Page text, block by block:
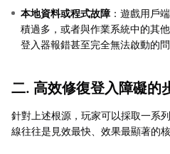
本地資料或程式故障 ：遊戲用戶
積過多，或者與作業系統中的其
登入器報錯甚至完全無法啟動的問
二. 高效修復登入障礙的
針對上述根源，玩家可以採取一系
線往往是見效最快、效果最顯著的核